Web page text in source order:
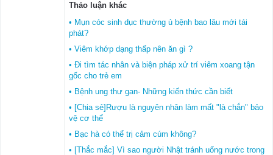
Thảo luận khác
• Mụn cóc sinh dục thường ủ bệnh bao lâu mới tái
phát?
• Viêm khớp dạng thấp nên ăn gì ?
• Đi tìm tác nhân và biện pháp xử trí viêm xoang tận
gốc cho trẻ em
• Bệnh ung thư gan- Những kiến thức cần biết
• [Chia sẻ]Rượu là nguyên nhân làm mất "là chắn" bảo
vệ cơ thể
• Bạc hà có thể trị cảm cúm không?
• [Thắc mắc] Vì sao người Nhật tránh uống nước trong